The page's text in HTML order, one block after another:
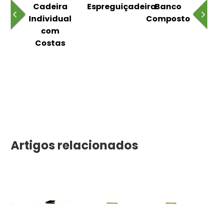
Cadeira
Individual
com
Costas
EspreguiçadeiraBanco
Composto
Artigos relacionados